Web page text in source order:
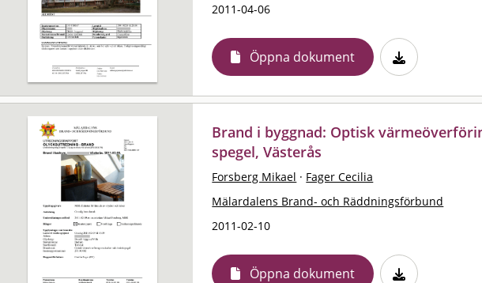
2011-04-06
Öppna dokument
Brand i byggnad: Optisk
spegel, Västerås
Forsberg Mikael · Fager Cecilia
Mälardalens Brand- och Räddningsförbund
2011-02-10
Öppna dokument